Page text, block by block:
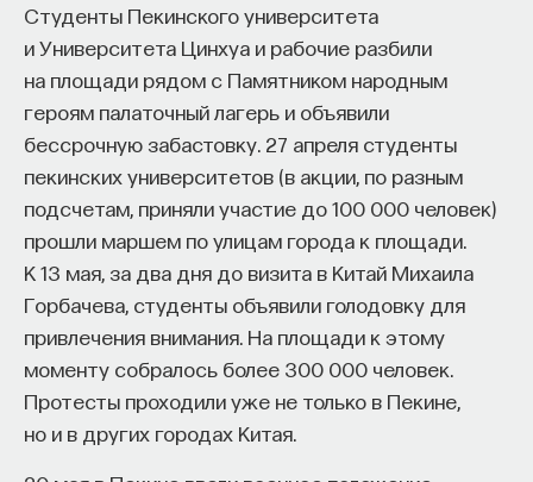
Студенты Пекинского университета
и Университета Цинхуа и рабочие разбили
на площади рядом с Памятником народным
героям палаточный лагерь и объявили
бессрочную забастовку. 27 апреля студенты
пекинских университетов (в акции, по разным
подсчетам, приняли участие до 100 000 человек)
прошли маршем по улицам города к площади.
К 13 мая, за два дня до визита в Китай Михаила
Горбачева, студенты объявили голодовку для
привлечения внимания. На площади к этому
моменту собралось более 300 000 человек.
Протесты проходили уже не только в Пекине,
но и в других городах Китая.